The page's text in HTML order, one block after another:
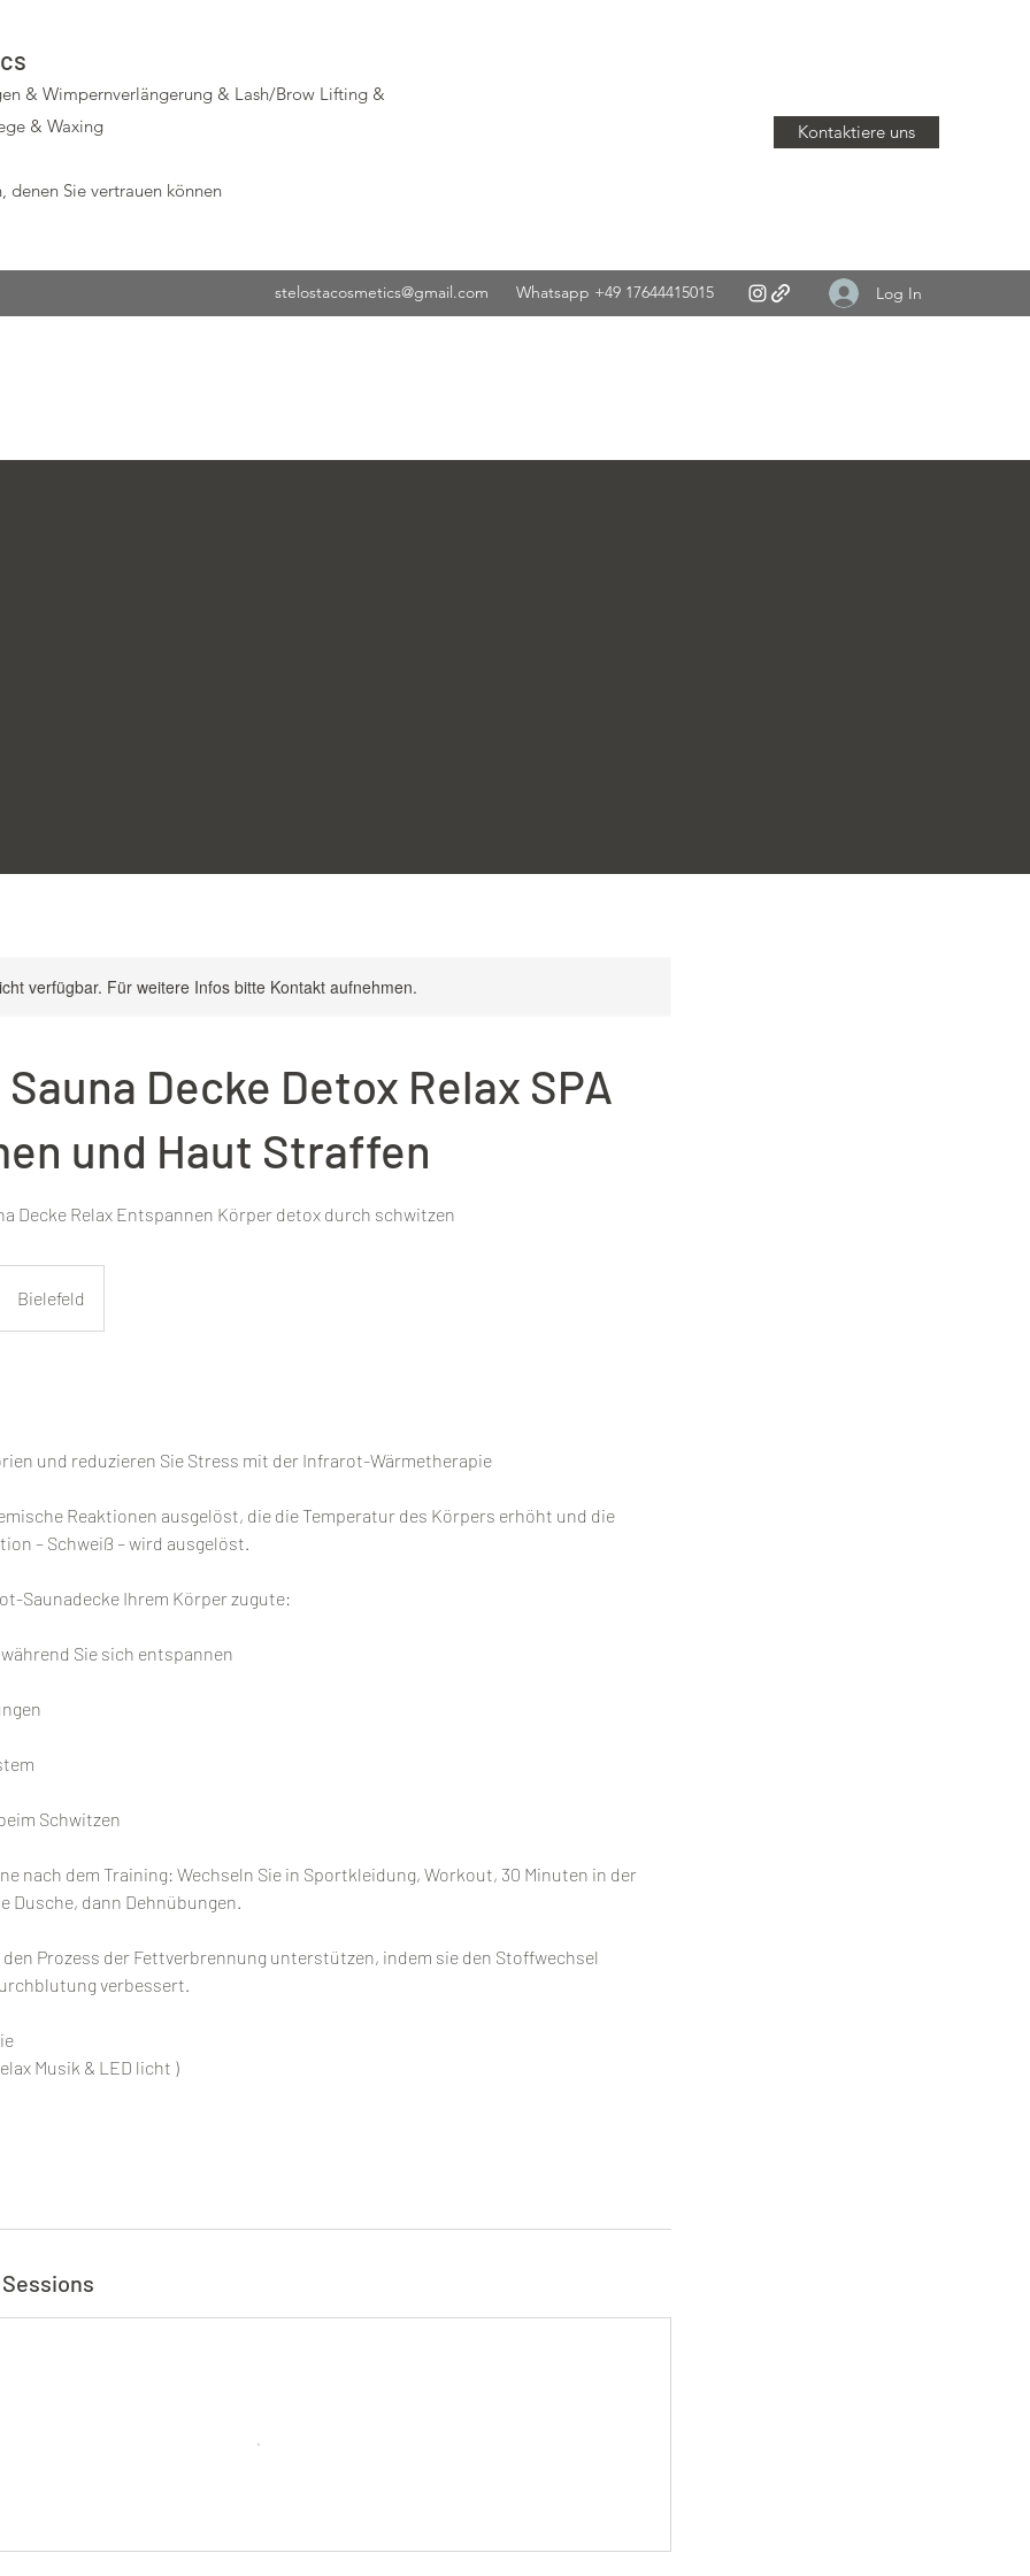
& Wimpernverlängerung & Lash/Brow Lifting &
& Waxing
denen Sie vertrauen können
Kontaktiere uns
stelostacosmetics@gmail.com Whatsapp +49 17644415015 Log In
verfügbar. Für weitere Infos bitte Kontakt aufnehmen.
Decke Detox Relax SPA
und Haut Straffen
Decke Relax Entspannen Körper detox durch schwitzen
Bielefeld
und reduzieren Sie Stress mit der Infrarot-Wärmetherapie
Reaktionen ausgelöst, die die Temperatur des Körpers erhöht und die
– Schweiß – wird ausgelöst.
Saunadecke Ihrem Körper zugute:
Sie sich entspannen
Schwitzen
nach dem Training: Wechseln Sie in Sportkleidung, Workout, 30 Minuten in der
Dusche, dann Dehnübungen.
Prozess der Fettverbrennung unterstützen, indem sie den Stoffwechsel
verbessert.
Musik & LED licht )